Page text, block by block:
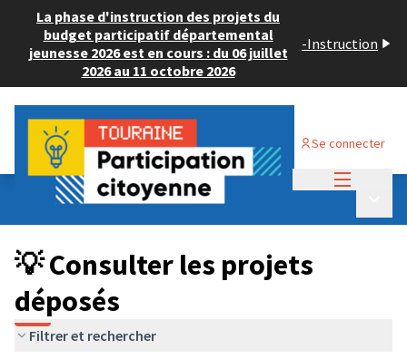
La phase d'instruction des projets du
budget participatif départemental
jeunesse 2026 est en cours : du 06 juillet
2026 au 11 octobre 2026
-Instruction
Se connecter
Budget Participatif JEUNESSE 2024
💡 Consulter les projets déposés
💡 Consulter les projets
déposés
Filtrer et rechercher